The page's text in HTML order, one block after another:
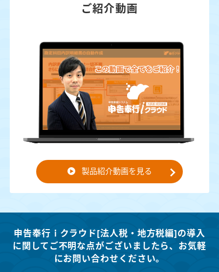
ご紹介動画
製品紹介動画を見る
申告奉行ｉクラウド[法人税・地方税編]の導入
に関してご不明な点がございましたら、 お気軽
にお問い合わせください。